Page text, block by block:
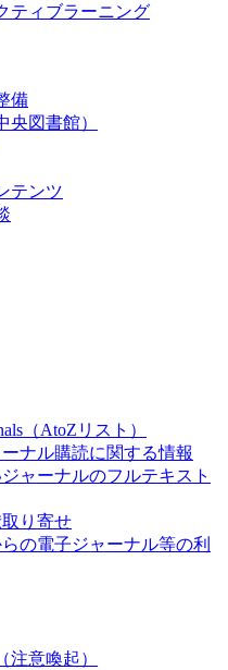
ティブラーニング
備
央図書館）
テンツ
（AtoZリスト）
ナル購読に関する情報
ャーナルのフルテキスト
り寄せ
の電子ジャーナル等の利
注意喚起）